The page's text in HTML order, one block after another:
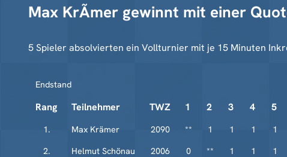
Max KrÃmer gewinnt mit einer
5 Spieler absolvierten ein Vollturnier mit je 15 Minuten
Endstand
Rang Teilnehmer TWZ 1 2 3 4 5
1. Max Krämer 2090 ** 1 1 1 1
2.
Helmut Schönau 2006 0 ** 1 1 1